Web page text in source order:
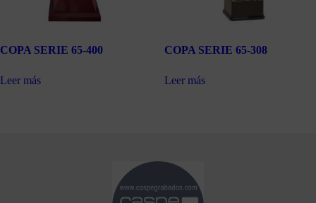
COPA SERIE 65-400
Leer más
COPA SERIE 65-308
Leer más